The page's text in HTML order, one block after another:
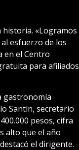
«Logramos
esfuerzo de los
en el Centro
para afiliados
gastronomía
Santín, secretario
pesos, cifra
alto que el año
el dirigente.